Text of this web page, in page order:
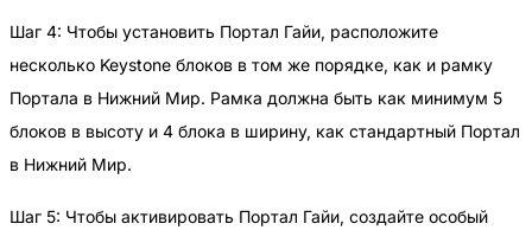
Шаг 4: Чтобы установить Портал Гайи, расположите
несколько Keystone блоков в том же порядке, как и рамку
Портала в Нижний Мир. Рамка должна быть как минимум 5
блоков в высоту и 4 блока в ширину, как стандартный Портал
в Нижний Мир.
Шаг 5: Чтобы активировать Портал Гайи, создайте особый